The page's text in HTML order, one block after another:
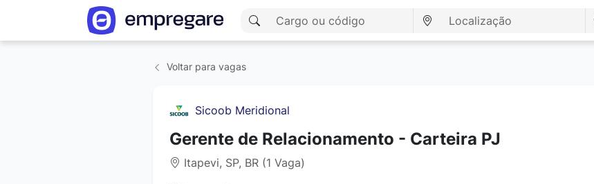
Voltar para vagas
Sicoob Meridional
Gerente de Relacionamento - Carteira PJ
Itapevi, SP, BR (1 Vaga)